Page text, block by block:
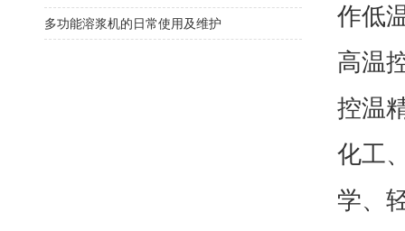
作低
高温
控温
化工
学、
多功能溶浆机的日常使用及维护